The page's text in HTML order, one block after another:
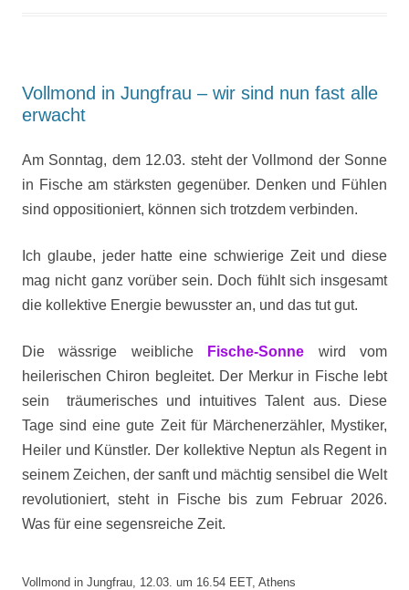
Vollmond in Jungfrau – wir sind nun fast alle
erwacht
Am Sonntag, dem 12.03. steht der Vollmond der Sonne
in Fische am stärksten gegenüber. Denken und Fühlen
sind oppositioniert, können sich trotzdem verbinden.
Ich glaube, jeder hatte eine schwierige Zeit und diese
mag nicht ganz vorüber sein. Doch fühlt sich insgesamt
die kollektive Energie bewusster an, und das tut gut.
Die wässrige weibliche Fische-Sonne wird vom
heilerischen Chiron begleitet. Der Merkur in Fische lebt
sein träumerisches und intuitives Talent aus. Diese
Tage sind eine gute Zeit für Märchenerzähler, Mystiker,
Heiler und Künstler. Der kollektive Neptun als Regent in
seinem Zeichen, der sanft und mächtig sensibel die Welt
revolutioniert, steht in Fische bis zum Februar 2026.
Was für eine segensreiche Zeit.
Vollmond in Jungfrau, 12.03. um 16.54 EET, Athens